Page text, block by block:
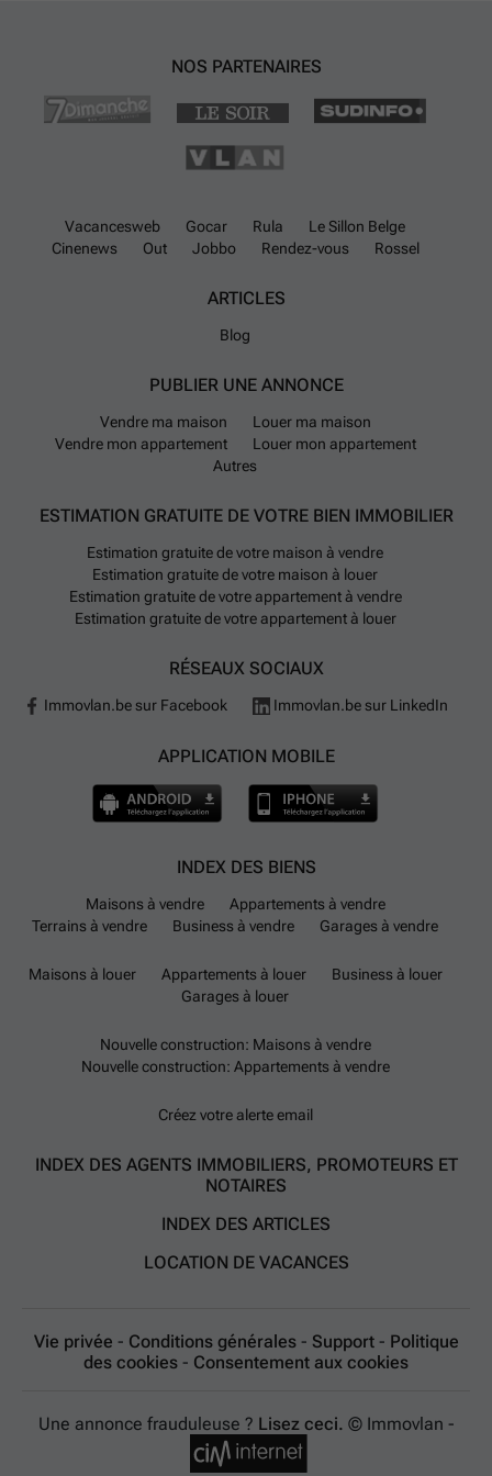
NOS PARTENAIRES
Vacancesweb Gocar Rula
Le Sillon Belge
Cinenews
Out Jobbo Rendez-vous Rossel
ARTICLES
Blog
PUBLIER UNE ANNONCE
Vendre ma maison
Louer ma maison
Vendre mon appartement
Louer mon appartement
Autres
ESTIMATION GRATUITE DE VOTRE BIEN IMMOBILIER
Estimation gratuite de votre maison à vendre
Estimation gratuite de votre maison à louer
Estimation gratuite de votre appartement à vendre
Estimation gratuite de votre appartement à louer
RÉSEAUX SOCIAUX
Immovlan.be sur Facebook Immovlan.be sur LinkedIn
APPLICATION MOBILE
INDEX DES BIENS
Maisons à vendre
Appartements à vendre
Terrains à vendre
Business à vendre Garages à vendre
Maisons à louer Appartements à louer
Business à louer
Garages à louer
Nouvelle construction: Maisons à vendre
Nouvelle construction: Appartements à vendre
Créez votre alerte email
INDEX DES AGENTS IMMOBILIERS, PROMOTEURS ET
NOTAIRES
INDEX DES ARTICLES
LOCATION DE VACANCES
Vie privée - Conditions générales - Support - Politique
des cookies - Consentement aux cookies
Une annonce frauduleuse ? Lisez ceci. © Immovlan -